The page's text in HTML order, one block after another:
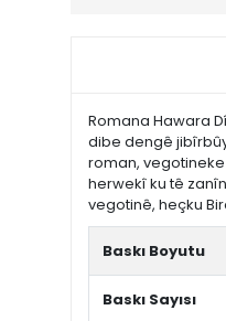
Romana Hawara
dibe dengê
roman,
herwekî ku tê
vegotinê, heçku
Baskı Boyutu
Baskı Sayısı